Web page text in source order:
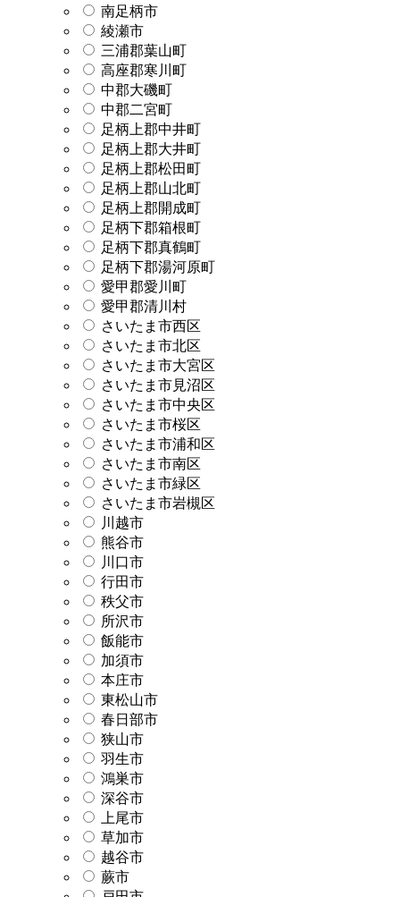
南足柄市
綾瀬市
三浦郡葉山町
高座郡寒川町
中郡大磯町
中郡二宮町
足柄上郡中井町
足柄上郡大井町
足柄上郡松田町
足柄上郡山北町
足柄上郡開成町
足柄下郡箱根町
足柄下郡真鶴町
足柄下郡湯河原町
愛甲郡愛川町
愛甲郡清川村
さいたま市西区
さいたま市北区
さいたま市大宮区
さいたま市見沼区
さいたま市中央区
さいたま市桜区
さいたま市浦和区
さいたま市南区
さいたま市緑区
さいたま市岩槻区
川越市
熊谷市
川口市
行田市
秩父市
所沢市
飯能市
加須市
本庄市
東松山市
春日部市
狭山市
羽生市
鴻巣市
深谷市
上尾市
草加市
越谷市
蕨市